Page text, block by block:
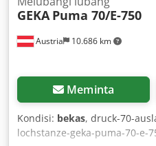
Austria 10.686 km
GEKA Puma 70/E-750
Meminta
Kondisi: bekas, druck-70-
lochstanze-geka-puma-70-e-